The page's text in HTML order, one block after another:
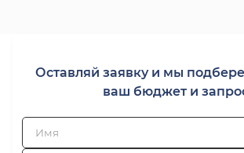
Оставляй заявку и мы
ваш бюджет и